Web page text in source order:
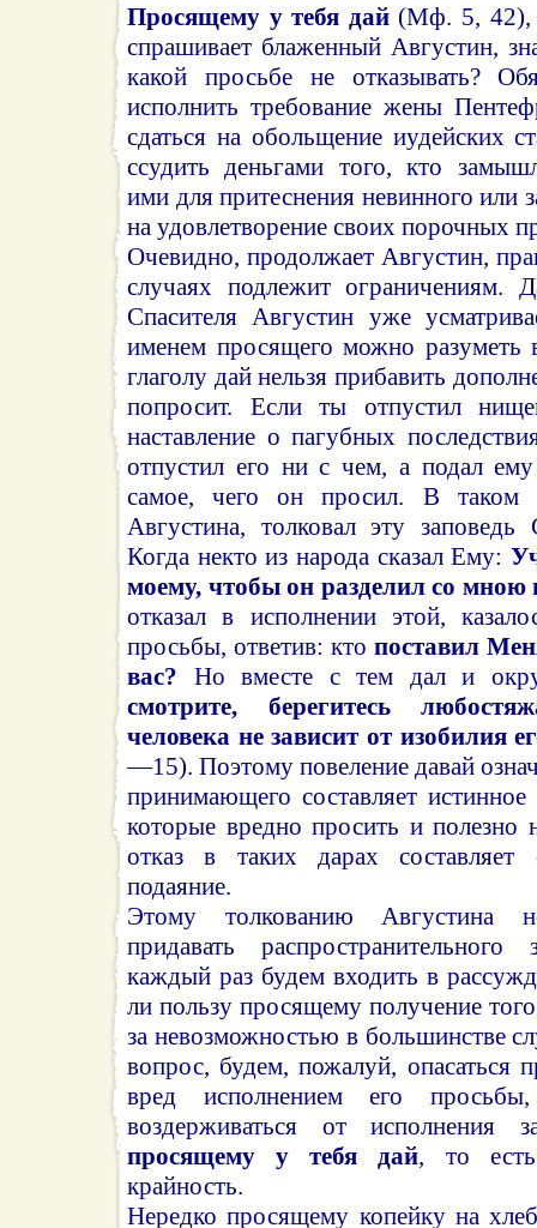
Просящему у тебя дай(Мф. 5, 42),
спрашивает блаженный Августин,
какой просьбе не отказывать?
исполнить требование жены
сдаться на обольщение иудейских
ссудить деньгами того, кто
ими для притеснения невинного или
на удовлетворение своих порочных
Очевидно, продолжает Августин,
случаях подлежит ограничениям.
Спасителя Августин уже
именем просящего можно разуметь
глаголу дай нельзя прибавить
попросит. Если ты отпустил
наставление о пагубных
отпустил его ни с чем, а подал
самое, чего он просил. В таком
Августина, толковал эту
Когда некто из народа сказал Ему:
моему, чтобы он разделил со мною
отказал в исполнении этой,
просьбы, ответив: кто поставил
вас? Но вместе с тем дал и
смотрите, берегитесь
человека не зависит от изобилия
—15). Поэтому повеление давай
принимающего составляет
которые вредно просить и полезно
отказ в таких дарах составляет
подаяние.
Этому толкованию Августина
придавать
каждый раз будем входить в
ли пользу просящему получение
за невозможностью в большинстве
вопрос, будем, пожалуй, опасаться
вред исполнением его
воздерживаться от исполнения
просящему у тебя дай, то
крайность.
Нередко просящему копейку на